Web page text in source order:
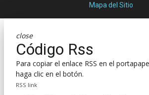
Mapa del Sitio
close
Código Rss
Para copiar el enlace RSS en el
haga clic en el botón.
RSS link